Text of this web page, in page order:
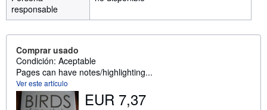
responsable
Comprar usado
Condición: Aceptable
Pages can have notes/highlighting...
Ver este artículo
EUR 7,37